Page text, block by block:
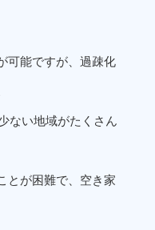
可能ですが、過疎化
ない地域がたくさん
とが困難で、空き家